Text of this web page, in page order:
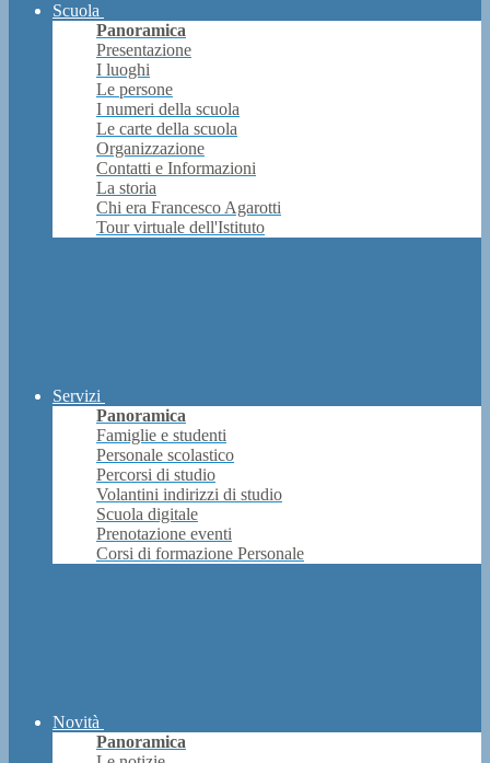
Scuola
Panoramica
Presentazione
I luoghi
Le persone
I numeri della scuola
Le carte della scuola
Organizzazione
Contatti e Informazioni
La storia
Chi era Francesco Agarotti
Tour virtuale dell'Istituto
Servizi
Panoramica
Famiglie e studenti
Personale scolastico
Percorsi di studio
Volantini indirizzi di studio
Scuola digitale
Prenotazione eventi
Corsi di formazione Personale
Novità
Panoramica